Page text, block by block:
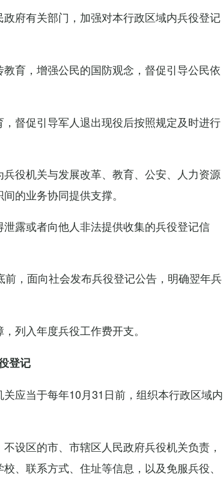
府有关部门，加强对本行政区域内兵役登记
育，增强公民的国防观念，督促引导公民依
督促引导军人退出现役后按照规定及时进行
役机关与发展改革、教育、公安、人力资源
的业务协同提供支撑。
露或者向他人非法提供收集的兵役登记信
，面向社会发布兵役登记公告，明确翌年兵
列入年度兵役工作费开支。
登记
应当于每年10月31日前，组织本行政区域内
设区的市、市辖区人民政府兵役机关负责，
、联系方式、住址等信息，以及免服兵役、